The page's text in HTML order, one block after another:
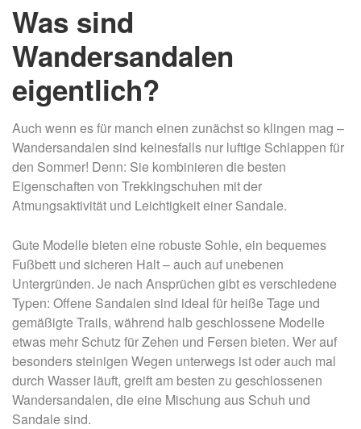
Was sind
Wandersandalen
eigentlich?
Auch wenn es für manch einen zunächst so klingen mag –
Wandersandalen sind keinesfalls nur luftige Schlappen für
den Sommer! Denn: Sie kombinieren die besten
Eigenschaften von Trekkingschuhen mit der
Atmungsaktivität und Leichtigkeit einer Sandale.
Gute Modelle bieten eine robuste Sohle, ein bequemes
Fußbett und sicheren Halt – auch auf unebenen
Untergründen. Je nach Ansprüchen gibt es verschiedene
Typen: Offene Sandalen sind ideal für heiße Tage und
gemäßigte Trails, während halb geschlossene Modelle
etwas mehr Schutz für Zehen und Fersen bieten. Wer auf
besonders steinigen Wegen unterwegs ist oder auch mal
durch Wasser läuft, greift am besten zu geschlossenen
Wandersandalen, die eine Mischung aus Schuh und
Sandale sind.